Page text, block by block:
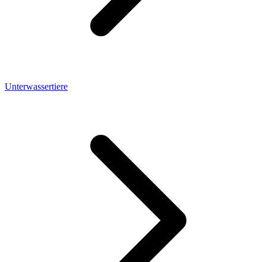
Unterwassertiere